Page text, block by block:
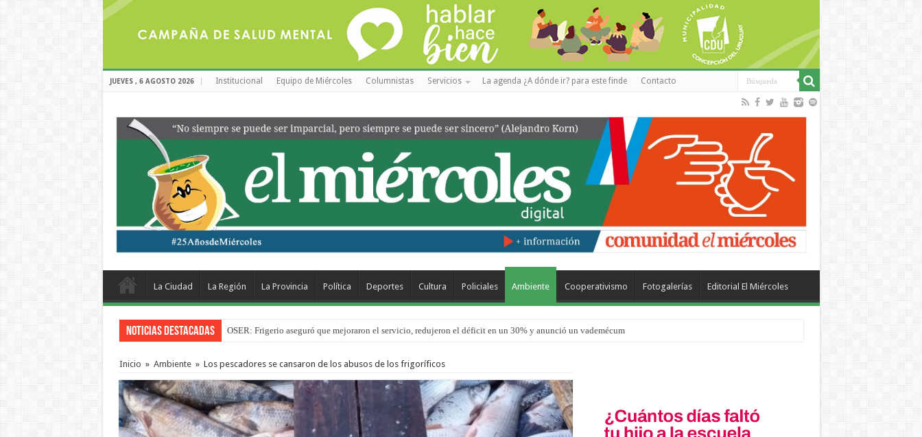
JUEVES , 6 AGOSTO 2026 Institucional Equipo de Miércoles Columnistas Servicios La agenda ¿A dónde ir? para este finde Contacto
La Ciudad La Región La Provincia Política Deportes Cultura Policiales Ambiente Cooperativismo Fotogalerías Editorial El Miércoles
Noticias Destacadas Por primera vez hicieron una cirugía de reconstrucción torácica en el Hospital Urquiza
Inicio » Ambiente » Los pescadores se cansaron de los abusos de los frigoríficos